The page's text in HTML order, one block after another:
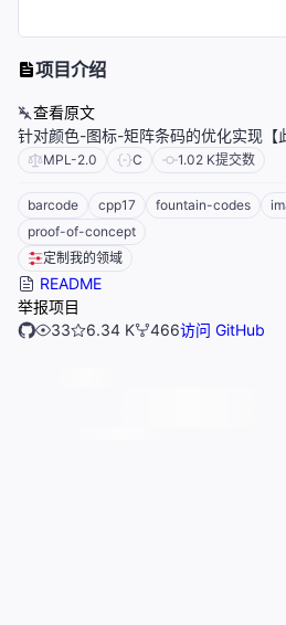
项目介绍
查看原文
针对颜色-图标-矩阵条码的优化实现【
MPL-2.0 C 1.02 K提交数
barcode cpp17 fountain-codes
proof-of-concept
定制我的领域
README
举报项目
33
6.34 K 466访问 GitHub